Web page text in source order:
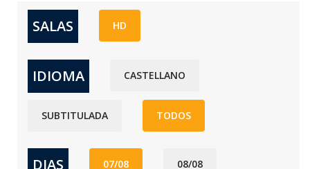
SALAS HD
IDIOMA CASTELLANO
SUBTITULADA TODOS
DIAS 07/08 08/08